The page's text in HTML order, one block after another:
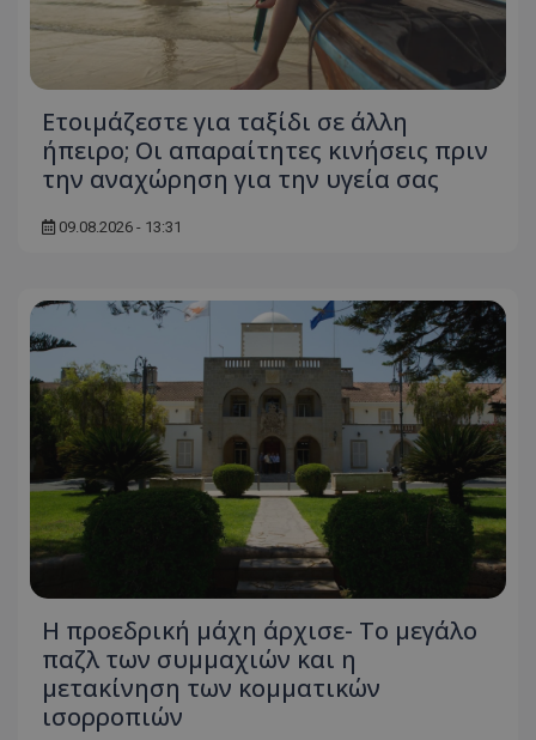
Ετοιμάζεστε για ταξίδι σε άλλη
ήπειρο; Οι απαραίτητες κινήσεις πριν
την αναχώρηση για την υγεία σας
09.08.2026 - 13:31
Η προεδρική μάχη άρχισε- Το μεγάλο
παζλ των συμμαχιών και η
μετακίνηση των κομματικών
ισορροπιών